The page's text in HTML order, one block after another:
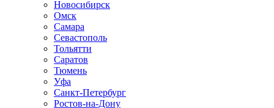
Новосибирск
Омск
Самара
Севастополь
Тольятти
Саратов
Тюмень
Уфа
Санкт-Петербург
Ростов-на-Дону